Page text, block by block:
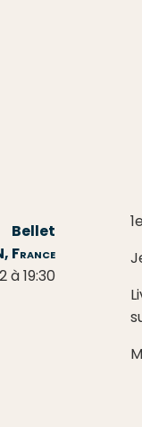
Bellet
France
à 19:30